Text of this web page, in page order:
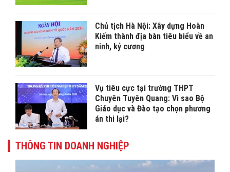
Chủ tịch Hà Nội: Xây dựng Hoàn
Kiếm thành địa bàn tiêu biểu về an
ninh, kỷ cương
Vụ tiêu cực tại trường THPT
Chuyên Tuyên Quang: Vì sao Bộ
Giáo dục và Đào tạo chọn phương
án thi lại?
THÔNG TIN DOANH NGHIỆP